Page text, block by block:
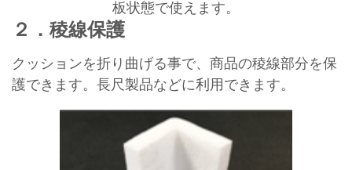
板状態で使えます。
２．稜線保護
クッションを折り曲げる事で、商品の稜線部分を保
護できます。長尺製品などに利用できます。